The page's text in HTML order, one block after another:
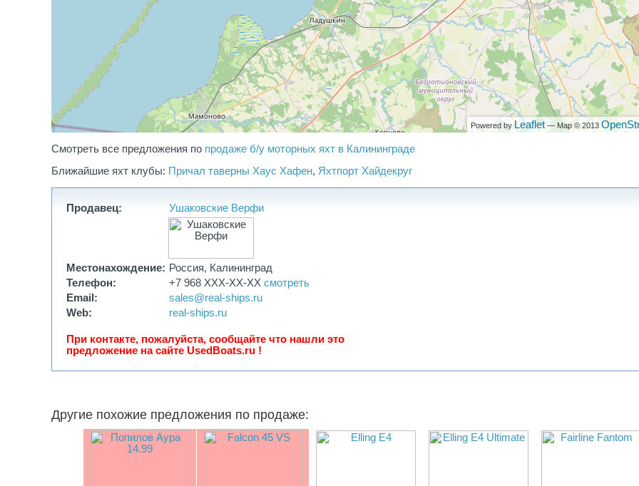
Powered by Leaflet — Map © 2013
Смотреть все предложения по продаже б/у моторных яхт в Калининграде
Ближайшие яхт клубы: Причал таверны Хаус Хафен, Яхтпорт Хайдекруг
Продавец: Ушаковские Верфи
Местонахождение: Россия, Калининград
Телефон:
+7 968 XXX-XX-XX смотреть
Email:
sales@real-ships.ru
Web:
real-ships.ru
При контакте, пожалуйста, сообщайте что нашли это
предложение на сайте UsedBoats.ru !
Другие похожие предложения по продаже: